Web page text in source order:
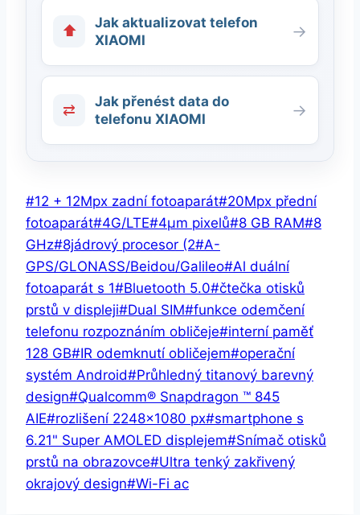
⬆
Jak aktualizovat telefon
XIAOMI
→
⇄
Jak přenést data do
telefonu XIAOMI
→
Štítky
příspěvků:
#12 + 12Mpx zadní fotoaparát#20Mpx přední
fotoaparát#4G/LTE#4μm pixelů#8 GB RAM#8
GHz#8jádrový procesor (2#A-
GPS/GLONASS/Beidou/Galileo#Al duální
fotoaparát s 1#Bluetooth 5.0#čtečka otisků
prstů v displeji#Dual SIM#funkce odemčení
telefonu rozpoznáním obličeje#interní paměť
128 GB#IR odemknutí obličejem#operační
systém Android#Průhledný titanový barevný
design#Qualcomm® Snapdragon ™ 845
AIE#rozlišení 2248×1080 px#smartphone s
6.21" Super AMOLED displejem#Snímač otisků
prstů na obrazovce#Ultra tenký zakřivený
okrajový design#Wi-Fi ac